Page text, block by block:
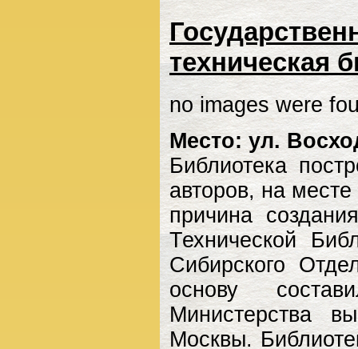
техническая
no images were
Место: ул.
Библиотека
авторов, на
причина
Технической
Сибирского
основу
Министерства
Москвы.